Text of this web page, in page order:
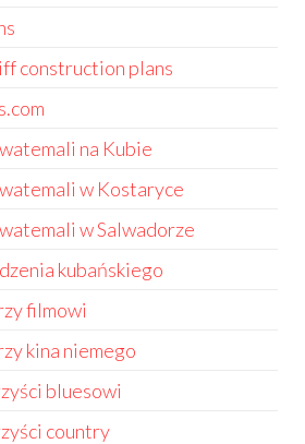
construction plans
na Kubie
w Kostaryce
w Salwadorze
kubańskiego
filmowi
kina niemego
bluesowi
country